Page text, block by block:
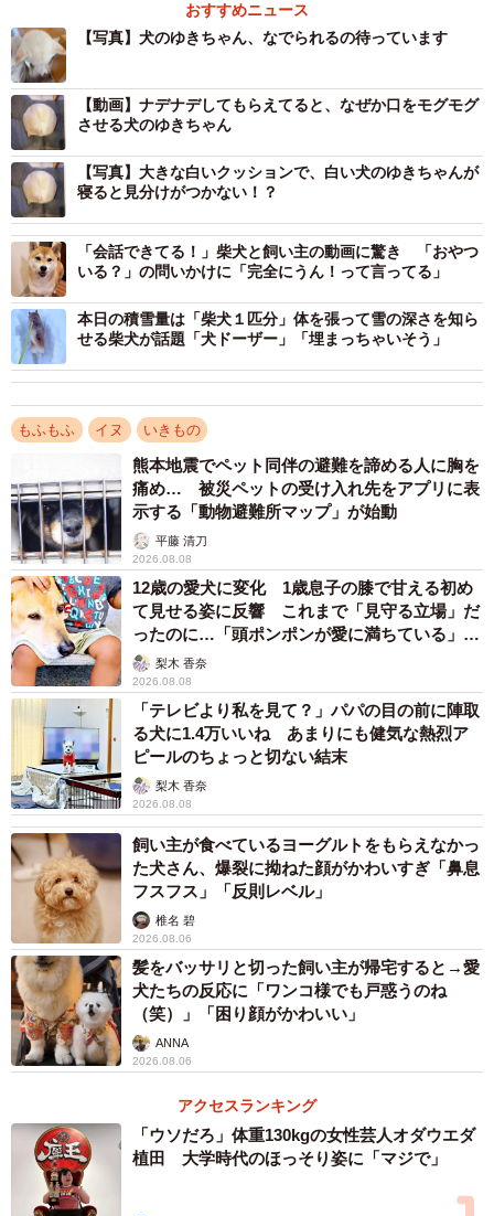
せをありがとう」と感謝の気持ちを伝える人など、すやす
やと眠るゆきちゃんのもとへ多くの人からあたたかなコメ
ントが届いています。
気持ちよさそうに丸くなって眠る愛犬を撮影した時のこ
とを飼い主さんにお聞きしました。
おはようございます😃 #白柴
#柴犬
pic.twitter.com/vBiMry3MTU
— たまgo (@go20597673)December 6, 2022
丸くなって眠る愛犬を見ていると、可愛いなぁと
温かい気持ちに
こちらが以前話題になった、「コロン」とゆで卵のような姿勢で眠るユ
――以前取材させていただいた時は、まるでつるん、とむ
いたゆで卵のような寝姿だな、と思いました。今回は真ん
丸なお餅のような寝姿ですね、最近はこの寝方が多いので
おすすめニュース
【写真】犬のゆきちゃん、なでられるの待っています
【動画】ナデナデしてもらえてると、なぜか口をモグモグ
させる犬のゆきちゃん
【写真】大きな白いクッションで、白い犬のゆきちゃんが
寝ると見分けがつかない！？
「会話できてる！」柴犬と飼い主の動画に驚き 「おやつ
いる？」の問いかけに「完全にうん！って言ってる」
本日の積雪量は「柴犬１匹分」体を張って雪の深さを知ら
せる柴犬が話題「犬ドーザー」「埋まっちゃいそう」
もふもふ イヌ いきもの
熊本地震でペット同伴の避難を諦める人に胸を
痛め… 被災ペットの受け入れ先をアプリに表
示する「動物避難所マップ」が始動
平藤 清刀
2026.08.08
12歳の愛犬に変化 1歳息子の膝で甘える初め
て見せる姿に反響 これまで「見守る立場」だ
ったのに…「頭ポンポンが愛に満ちている」
「尊…」
梨木 香奈
2026.08.08
「テレビより私を見て？」パパの目の前に陣取
る犬に1.4万いいね あまりにも健気な熱烈ア
ピールのちょっと切ない結末
梨木 香奈
2026.08.08
飼い主が食べているヨーグルトをもらえなかっ
た犬さん、爆裂に拗ねた顔がかわいすぎ「鼻息
フスフス」「反則レベル」
椎名 碧
2026.08.06
髪をバッサリと切った飼い主が帰宅すると→愛
犬たちの反応に「ワンコ様でも戸惑うのね
（笑）」「困り顔がかわいい」
ANNA
2026.08.06
アクセスランキング
「ウソだろ」体重130kgの女性芸人オダウエダ
植田 大学時代のほっそり姿に「マジで」